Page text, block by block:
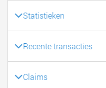
Statistieken
Recente transacties
Claims